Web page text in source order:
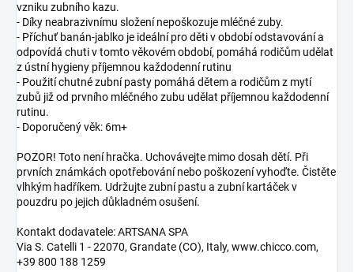
vzniku zubního kazu.
- Díky neabrazivnímu složení nepoškozuje mléčné zuby.
- Příchuť banán-jablko je ideální pro děti v období odstavování a
odpovídá chuti v tomto věkovém období, pomáhá rodičům udělat
z ústní hygieny příjemnou každodenní rutinu
- Použití chutné zubní pasty pomáhá dětem a rodičům z mytí
zubů již od prvního mléčného zubu udělat příjemnou každodenní
rutinu.
- Doporučený věk: 6m+
POZOR! Toto není hračka. Uchovávejte mimo dosah dětí. Při
prvních známkách opotřebování nebo poškození vyhoďte. Čistěte
vlhkým hadříkem. Udržujte zubní pastu a zubní kartáček v
pouzdru po jejich důkladném osušení.
Kontakt dodavatele: ARTSANA SPA
Via S. Catelli 1 - 22070, Grandate (CO), Italy, www.chicco.com,
+39 800 188 1259